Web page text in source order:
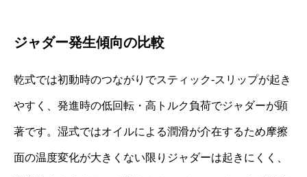
ジャダー発生傾向の比較
乾式では初動時のつながりでスティック‐スリップが起き
やすく、発進時の低回転・高トルク負荷でジャダーが顕
著です。湿式ではオイルによる潤滑が介在するため摩擦
面の温度変化が大きくない限りジャダーは起きにくく、